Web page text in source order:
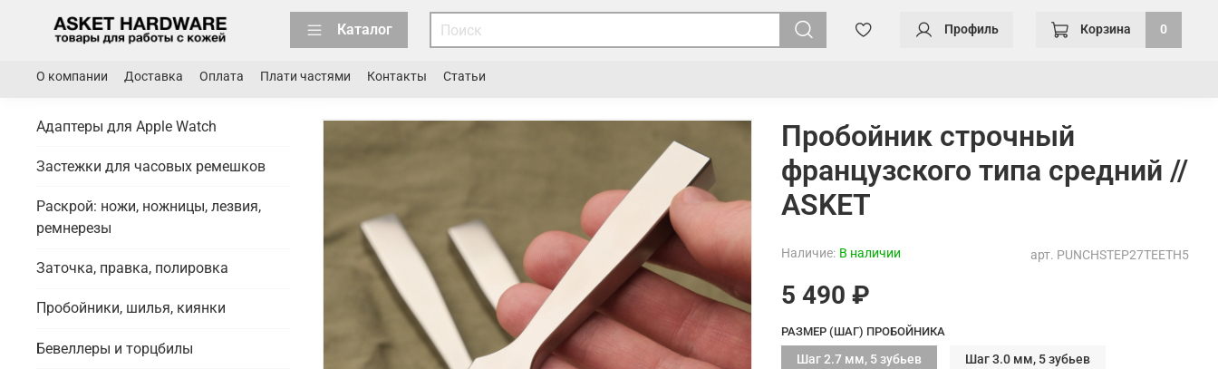
Каталог Профиль Корзина 0
О компании Доставка Оплата Плати частями Контакты Статьи
арт. PUNCHSTEP27TEETH5
Наличие: В наличии
Пробойник строчный
французского типа средний //
ASKET
5 490 ₽
РАЗМЕР (ШАГ) ПРОБОЙНИКА
Шаг 2.7 мм, 5 зубьев Шаг 3.0 мм, 5 зубьев
Адаптеры для Apple Watch
Застежки для часовых ремешков
Раскрой: ножи, ножницы, лезвия,
ремнерезы
Заточка, правка, полировка
Пробойники, шилья, киянки
Бевеллеры и торцбилы